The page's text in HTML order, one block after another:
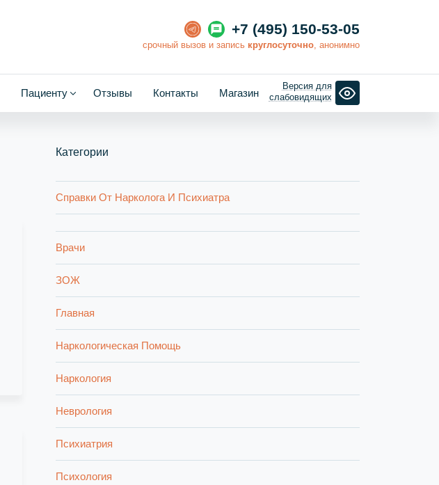
+7 (495) 150-53-05
cрочный вызов и запись круглосуточно , анонимно
Пациенту Отзывы Контакты Магазин
Версия для
слабовидящих
Категории
Справки От Нарколога И Психиатра
Врачи
ЗОЖ
Главная
Наркологическая Помощь
Наркология
Неврология
Психиатрия
Психология